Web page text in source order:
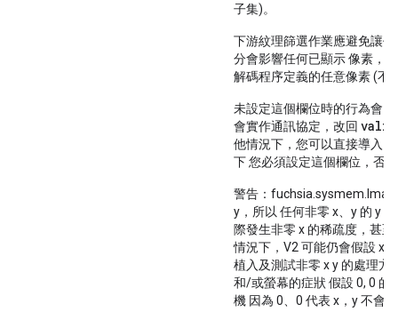
子集)。
下游紋理篩選作業應避免讓
分會影響任何已顯示 像素，
解碼程序定義的任意像素 (不
未設定這個欄位時的行為會
會實作通訊協定，改回
他情況下，您可以直接導入
下 您必須設定這個欄位，否
警告：
y，所以 任何非零 x、y 的 y
際發生非零 x 的稀疏度，甚
情況下，V2 可能仍會假設 x
植入及測試非零 x y 的處理方
和/或螢幕的症狀 假設 0, 0 的
機 因為 0、0 代表 x，y 不會